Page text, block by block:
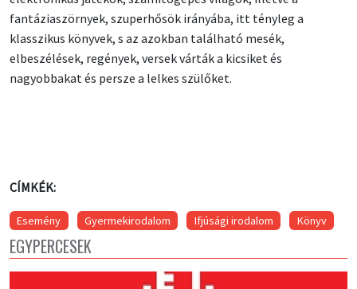
fantáziaszörnyek, szuperhősök irányába, itt tényleg a
klasszikus könyvek, s az azokban található mesék,
elbeszélések, regények, versek várták a kicsiket és
nagyobbakat és persze a lelkes szülőket.
CÍMKÉK:
Esemény Gyermekirodalom Ifjúsági irodalom Könyv
EGYPERCESEK